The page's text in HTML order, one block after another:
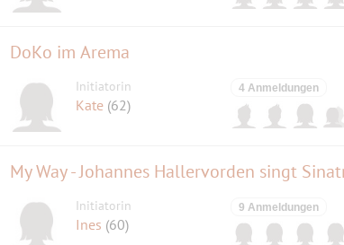
DoKo im Arema
Initiatorin
Kate (62)
4 Anmeldungen
My Way - Johannes Hallervorden singt
Initiatorin
Ines (60)
9 Anmeldungen